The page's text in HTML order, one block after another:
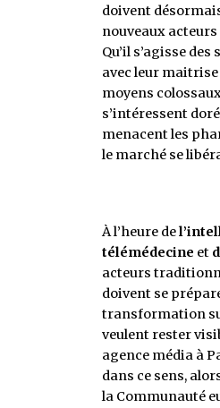
doivent
nouveaux
Qu’il s’agisse
avec leur maitrise
moyens
s’intéressent
menacent les
le marché se
À l’heure de
télémédecine et
acteurs
doivent se
transformation
veulent rester
agence média à
dans ce sens,
la Communauté